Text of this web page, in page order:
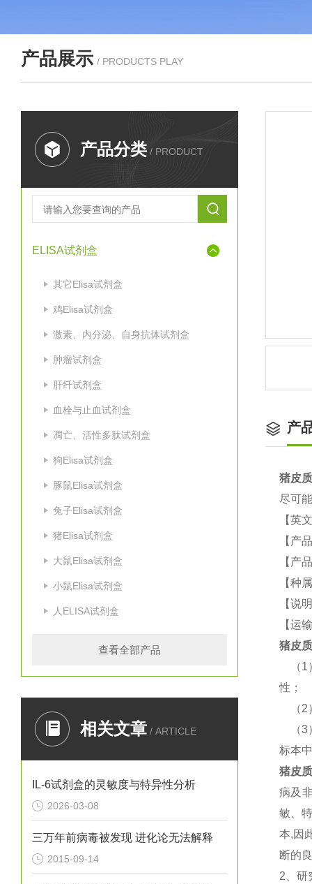
产品展示 / PRODUCTS PLAY
产品分类 / PRODUCT
ELISA试剂盒
其它Elisa试剂盒
鸡Elisa试剂盒
激素、内分泌、自身抗体试剂盒
肿瘤试剂盒
肝纤试剂盒
血栓与止血试剂盒
凋亡、活性多肽试剂盒
狗Elisa试剂盒
豚鼠Elisa试剂盒
兔子Elisa试剂盒
猪Elisa试剂盒
大鼠Elisa试剂盒
小鼠Elisa试剂盒
人ELISA试剂盒
查看全部产品
相关文章 / ARTICLE
IL-6试剂盒的灵敏度与特异性分析
2026-03-08
三万年前病毒被发现 进化论无法解释
2015-09-14
产
猪皮
尽可
【英
【产
【产
【种
【说
【运
猪皮
（
性；
（
（
标本
猪皮
病及
敏、
本,因
断的
2、研